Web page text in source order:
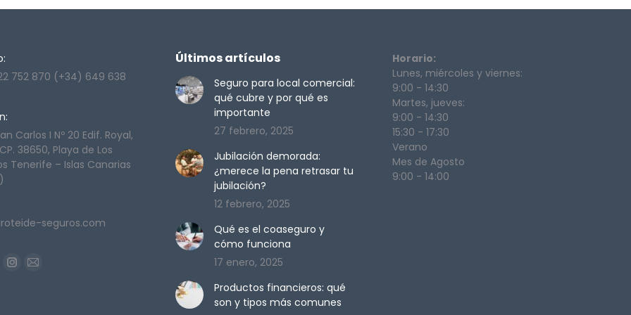
752 870 (+34) 649 638
Carlos I Nº 20 Edif. Royal,
38650, Playa de Los
Tenerife – Islas Canarias
seguros.com
en:
Instagram
Mail
Últimos artículos
Seguro para local comercial:
qué cubre y por qué es
importante
27 febrero, 2025
Jubilación demorada:
¿merece la pena retrasar tu
jubilación?
12 febrero, 2025
Qué es el coaseguro y
cómo funciona
17 enero, 2025
Productos financieros: qué
son y tipos más comunes
Horario:
Lunes, miércoles y viernes:
9:00 - 14:30
Martes, jueves:
9:00 - 14:30
15:30 - 17:30
Verano
Mes de Agosto
9:00 - 14:00